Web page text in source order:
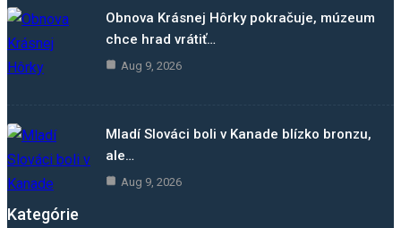
Obnova Krásnej Hôrky pokračuje, múzeum
chce hrad vrátiť…
Aug 9, 2026
Mladí Slováci boli v Kanade blízko bronzu,
ale…
Aug 9, 2026
Kategórie